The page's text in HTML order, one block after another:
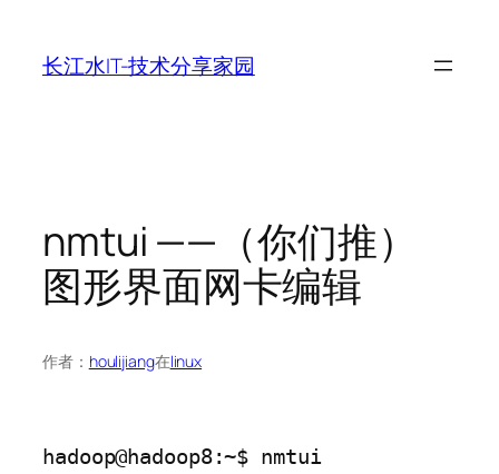
长江水IT-技术分享家园
nmtui ——（你们推）
图形界面网卡编辑
作者： houlijiang在linux
hadoop@hadoop8:~$ nmtui